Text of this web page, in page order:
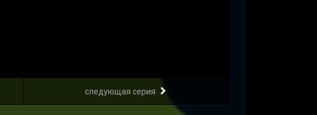
следующая серия